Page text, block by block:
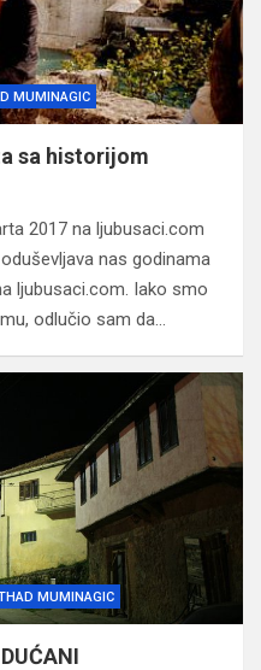
MUMINAGIC
sa historijom
2017 na ljubusaci.com
nas godinama
ljubusaci.com. Iako smo
odlučio sam da…
MUMINAGIC